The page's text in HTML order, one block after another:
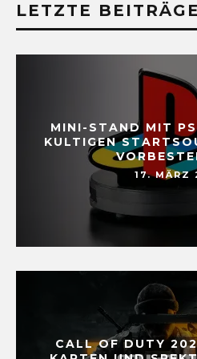
LETZTE BEITRÄGE
MINI-STAND MIT
KULTIGEN
17. MÄRZ
CALL OF DUTY